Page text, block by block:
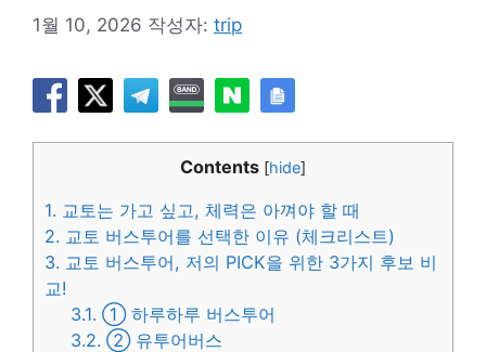
1월 10, 2026 작성자: trip
Contents [hide]
1. 교토는 가고 싶고, 체력은 아껴야 할 때
2. 교토 버스투어를 선택한 이유 (체크리스트)
3. 교토 버스투어, 저의 PICK을 위한 3가지 후보 비
교!
3.1. ① 하루하루 버스투어
3.2. ② 유투어버스